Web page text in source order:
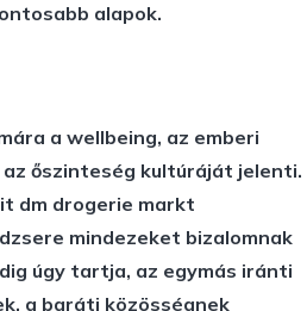
alapok.
a wellbeing, az emberi
őszinteség kultúráját jelenti.
dm drogerie markt
mindezeket bizalomnak
úgy tartja, az egymás iránti
a baráti közösségnek